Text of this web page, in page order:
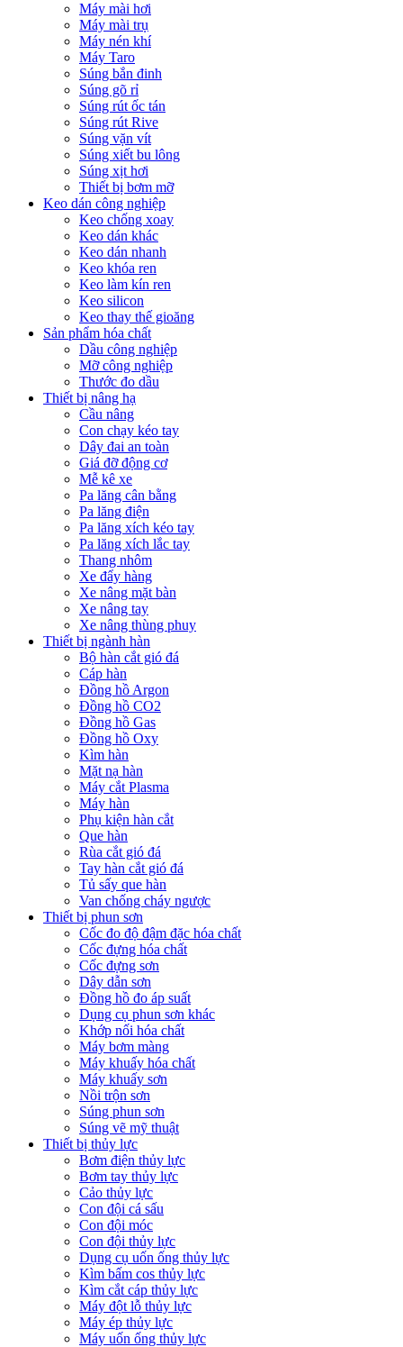
Máy mài hơi
Máy mài trụ
Máy nén khí
Máy Taro
Súng bắn đinh
Súng gõ rỉ
Súng rút ốc tán
Súng rút Rive
Súng vặn vít
Súng xiết bu lông
Súng xịt hơi
Thiết bị bơm mỡ
Keo dán công nghiệp
Keo chống xoay
Keo dán khác
Keo dán nhanh
Keo khóa ren
Keo làm kín ren
Keo silicon
Keo thay thế gioăng
Sản phẩm hóa chất
Dầu công nghiệp
Mỡ công nghiệp
Thước đo dầu
Thiết bị nâng hạ
Cầu nâng
Con chạy kéo tay
Dây đai an toàn
Giá đỡ động cơ
Mễ kê xe
Pa lăng cân bằng
Pa lăng điện
Pa lăng xích kéo tay
Pa lăng xích lắc tay
Thang nhôm
Xe đẩy hàng
Xe nâng mặt bàn
Xe nâng tay
Xe nâng thùng phuy
Thiết bị ngành hàn
Bộ hàn cắt gió đá
Cáp hàn
Đồng hồ Argon
Đồng hồ CO2
Đồng hồ Gas
Đồng hồ Oxy
Kìm hàn
Mặt nạ hàn
Máy cắt Plasma
Máy hàn
Phụ kiện hàn cắt
Que hàn
Rùa cắt gió đá
Tay hàn cắt gió đá
Tủ sấy que hàn
Van chống cháy ngược
Thiết bị phun sơn
Cốc đo độ đậm đặc hóa chất
Cốc đựng hóa chất
Cốc đựng sơn
Dây dẫn sơn
Đồng hồ đo áp suất
Dụng cụ phun sơn khác
Khớp nối hóa chất
Máy bơm màng
Máy khuấy hóa chất
Máy khuấy sơn
Nồi trộn sơn
Súng phun sơn
Súng vẽ mỹ thuật
Thiết bị thủy lực
Bơm điện thủy lực
Bơm tay thủy lực
Cảo thủy lực
Con đội cá sấu
Con đội móc
Con đội thủy lực
Dụng cụ uốn ống thủy lực
Kìm bấm cos thủy lực
Kìm cắt cáp thủy lực
Máy đột lỗ thủy lực
Máy ép thủy lực
Máy uốn ống thủy lực